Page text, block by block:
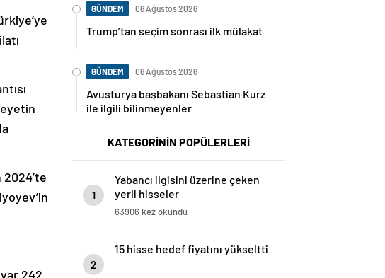
242
GÜNDEM 06 Ağustos 2026
Trump’tan seçim sonrası ilk mülakat
GÜNDEM 06 Ağustos 2026
Avusturya başbakanı Sebastian Kurz
ile ilgili bilinmeyenler
KATEGORİNİN POPÜLERLERİ
1
Yabancı ilgisini üzerine çeken
yerli hisseler
63906 kez okundu
2
15 hisse hedef fiyatını yükseltti